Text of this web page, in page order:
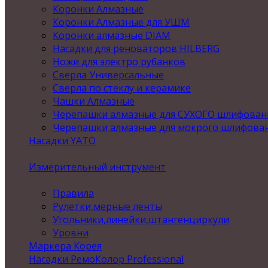
Коронки Алмазные
Коронки Алмазные для УШМ
Коронки алмазные DIAM
Насадки для реноваторов HILBERG
Ножи для электро рубанков
Сверла Универсальные
Сверла по стеклу и керамике
Чашки Алмазные
Черепашки алмазные для СУХОГО
Черепашки алмазные для мокрого
Насадки YATO
Измерительный инструмент
Правила
Рулетки,мерные ленты
Угольники,линейки,штангенциркули
Уровни
Маркера Корея
Насадки РемоКолор Professional